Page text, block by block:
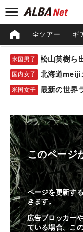
全ツアー ギ
米国男子
国内女子 北海道
米国女子 最新の世界
このページ
ページを更新す
きます。
広告ブロッカー
ている場合、こ